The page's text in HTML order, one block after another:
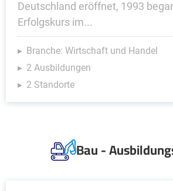
Deutschland eröffnet, 1993
Erfolgskurs im...
Branche: Wirtschaft und Handel
2 Ausbildungen
2 Standorte
Bau -